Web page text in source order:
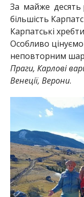
За майже десять
більшість
Карпатські
Особливо цінуємо
неповторним
Праги, Карлові
Венеції, Верони.